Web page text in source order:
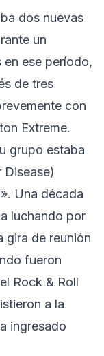
dos nuevas
un
ese período,
de tres
con
Extreme.
grupo estaba
Disease)
Una década
luchando por
gira de reunión
fueron
Rock & Roll
a la
ingresado